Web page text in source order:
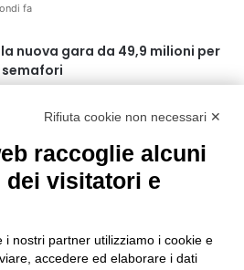
fa
nuova gara da 49,9 milioni per
semafori
della ricerca in fisica
in Italia
fa
è azzurro
fa
Rifiuta cookie non necessari ✕
raccoglie alcuni
dei visitatori e
i nostri partner utilizziamo i cookie e
accedere ed elaborare i dati